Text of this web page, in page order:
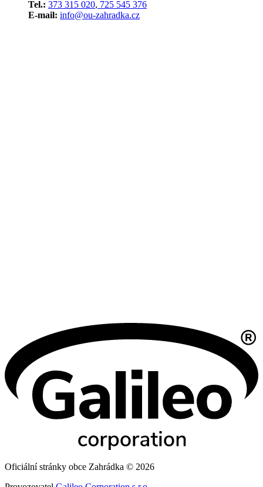
Tel.: 373 315 020, 725 545 376
E-mail: info@ou-zahradka.cz
Oficiální stránky obce Zahrádka © 2026